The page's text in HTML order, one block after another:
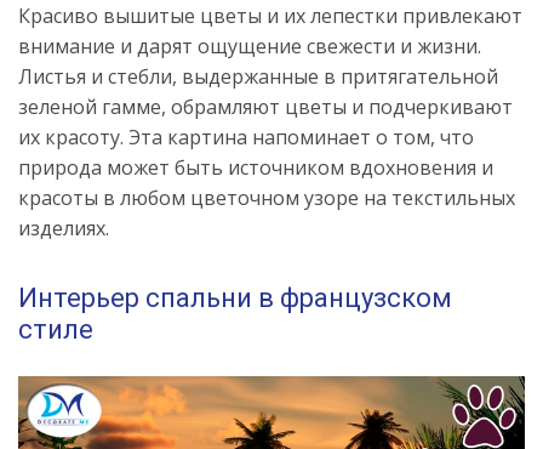
Красиво вышитые цветы и их лепестки привлекают
внимание и дарят ощущение свежести и жизни.
Листья и стебли, выдержанные в притягательной
зеленой гамме, обрамляют цветы и подчеркивают
их красоту. Эта картина напоминает о том, что
природа может быть источником вдохновения и
красоты в любом цветочном узоре на текстильных
изделиях.
Интерьер спальни в французском
стиле